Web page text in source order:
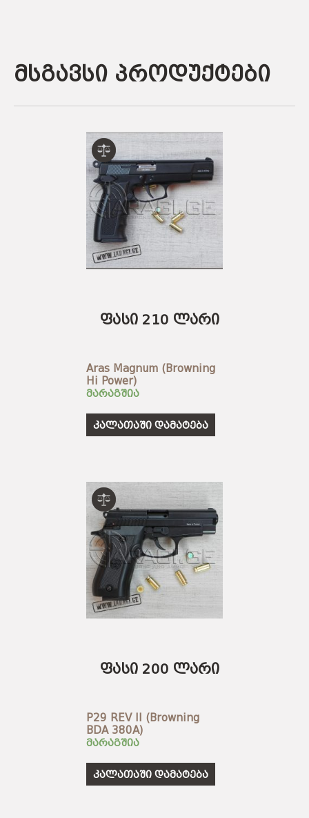
მსგავსი პროდუქტები
ფასი 210 ლარი
Aras Magnum (Browning
Hi Power)
მარაგშია
კალათაში დამატება
ფასი 200 ლარი
P29 REV II (Browning
BDA 380A)
მარაგშია
კალათაში დამატება